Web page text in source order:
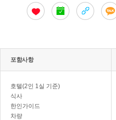
포함사항
호텔(2인 1실 기준)
식사
한인가이드
차량